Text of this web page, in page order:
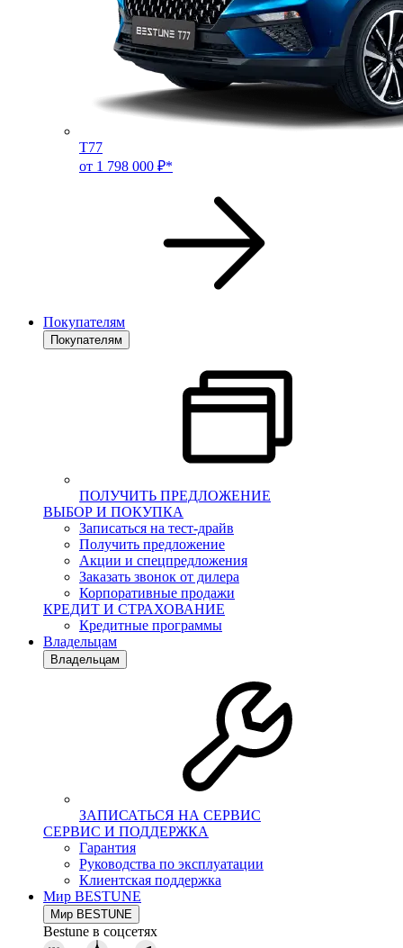
T77
от 1 798 000 ₽*
Покупателям
Покупателям
ПОЛУЧИТЬ ПРЕДЛОЖЕНИЕ
ВЫБОР И ПОКУПКА
Записаться на тест-драйв
Получить предложение
Акции и спецпредложения
Заказать звонок от дилера
Корпоративные продажи
КРЕДИТ И СТРАХОВАНИЕ
Кредитные программы
Владельцам
Владельцам
ЗАПИСАТЬСЯ НА СЕРВИС
СЕРВИС И ПОДДЕРЖКА
Гарантия
Руководства по эксплуатации
Клиентская поддержка
Мир BESTUNE
Мир BESTUNE
Bestune в соцсетях